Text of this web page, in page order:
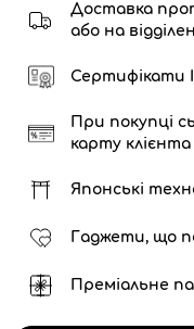
Доставка
або на
Сертифікати
При покупці
карту клієнта
Японські
Гаджети, що
Преміальне